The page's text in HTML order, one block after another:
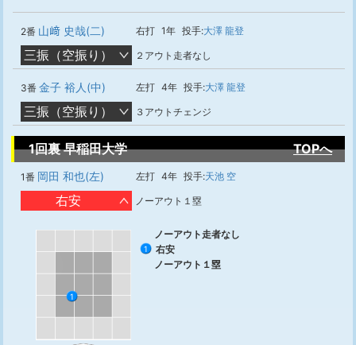
2番 山﨑 史哉(二) 右打 1年 投手:大澤 龍登
三振（空振り） ２アウト走者なし
3番 金子 裕人(中) 左打 4年 投手:大澤 龍登
三振（空振り） ３アウトチェンジ
1回裏 早稲田大学 TOPへ
1番 岡田 和也(左) 左打 4年 投手:天池 空
右安 ノーアウト１塁
1
ノーアウト走者なし
1
右安
ノーアウト１塁